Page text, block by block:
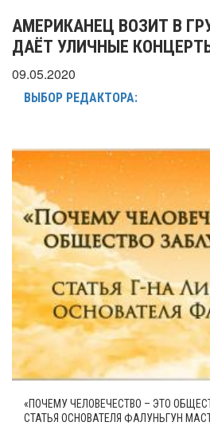
АМЕРИКАНЕЦ ВОЗИТ В
ДАЁТ УЛИЧНЫЕ
09.05.2020
ВЫБОР РЕДАКТОРА:
«ПОЧЕМУ ЧЕЛОВЕЧЕСТВО – ЭТО
СТАТЬЯ ОСНОВАТЕЛЯ ФАЛУНЬГУН